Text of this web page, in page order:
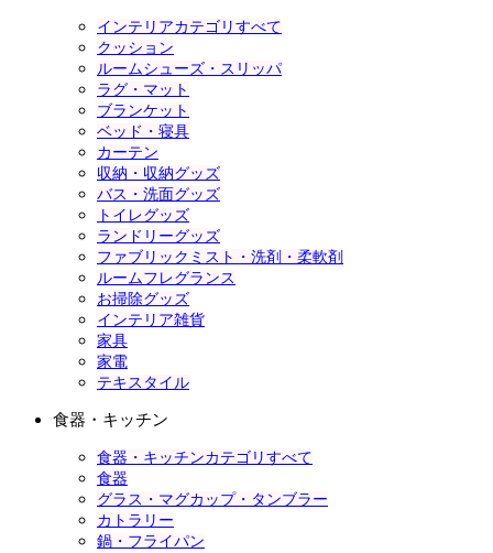
インテリアカテゴリすべて
クッション
ルームシューズ・スリッパ
ラグ・マット
ブランケット
ベッド・寝具
カーテン
収納・収納グッズ
バス・洗面グッズ
トイレグッズ
ランドリーグッズ
ファブリックミスト・洗剤・柔軟剤
ルームフレグランス
お掃除グッズ
インテリア雑貨
家具
家電
テキスタイル
食器・キッチン
食器・キッチンカテゴリすべて
食器
グラス・マグカップ・タンブラー
カトラリー
鍋・フライパン